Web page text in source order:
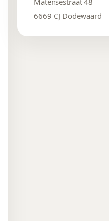
6669 CJ Dodewaard